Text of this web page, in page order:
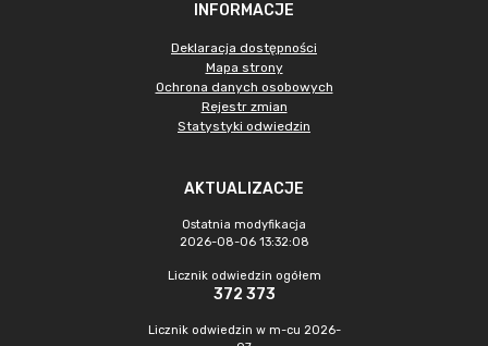
INFORMACJE
Deklaracja dostępności
Mapa strony
Ochrona danych osobowych
Rejestr zmian
Statystyki odwiedzin
AKTUALIZACJE
Ostatnia modyfikacja
2026-08-06 13:32:08
Licznik odwiedzin ogółem
372 373
Licznik odwiedzin w m-cu 2026-